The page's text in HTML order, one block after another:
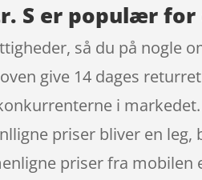
S er populær
så du på nogle
give 14 dages
i
priser bliver en leg,
priser fra mobilen